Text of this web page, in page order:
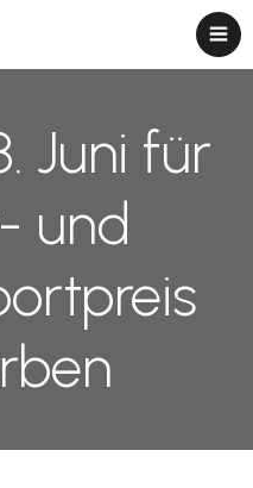
Juni für
und